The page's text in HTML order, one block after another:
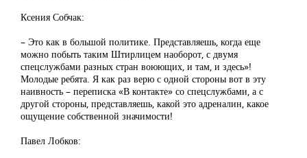
Ксения Собчак:
– Это как в большой политике. Представляешь, когда еще
можно побыть таким Штирлицем наоборот, с двумя
спецслужбами разных стран воюющих, и там, и здесь»!
Молодые ребята. Я как раз верю с одной стороны вот в эту
наивность – переписка «В контакте» со спецслужбами, а с
другой стороны, представляешь, какой это адреналин, какое
ощущение собственной значимости!
Павел Лобков: